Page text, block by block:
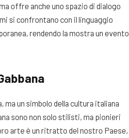
offre anche uno spazio di dialogo
si confrontano con il linguaggio
rendendo la mostra un evento
ma un simbolo della cultura italiana
sono non solo stilisti, ma pionieri
arte è un ritratto del nostro Paese,